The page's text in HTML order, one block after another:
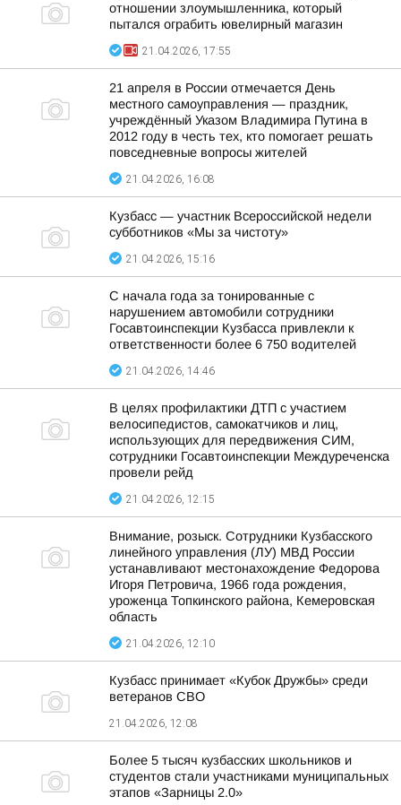
отношении злоумышленника, который
пытался ограбить ювелирный магазин
21.04.2026, 17:55
21 апреля в России отмечается День
местного самоуправления — праздник,
учреждённый Указом Владимира Путина в
2012 году в честь тех, кто помогает решать
повседневные вопросы жителей
21.04.2026, 16:08
Кузбасс — участник Всероссийской недели
субботников «Мы за чистоту»
21.04.2026, 15:16
С начала года за тонированные с
нарушением автомобили сотрудники
Госавтоинспекции Кузбасса привлекли к
ответственности более 6 750 водителей
21.04.2026, 14:46
В целях профилактики ДТП с участием
велосипедистов, самокатчиков и лиц,
использующих для передвижения СИМ,
сотрудники Госавтоинспекции Междуреченска
провели рейд
21.04.2026, 12:15
Внимание, розыск. Сотрудники Кузбасского
линейного управления (ЛУ) МВД России
устанавливают местонахождение Федорова
Игоря Петровича, 1966 года рождения,
уроженца Топкинского района, Кемеровская
область
21.04.2026, 12:10
Кузбасс принимает «Кубок Дружбы» среди
ветеранов СВО
21.04.2026, 12:08
Более 5 тысяч кузбасских школьников и
студентов стали участниками муниципальных
этапов «Зарницы 2.0»